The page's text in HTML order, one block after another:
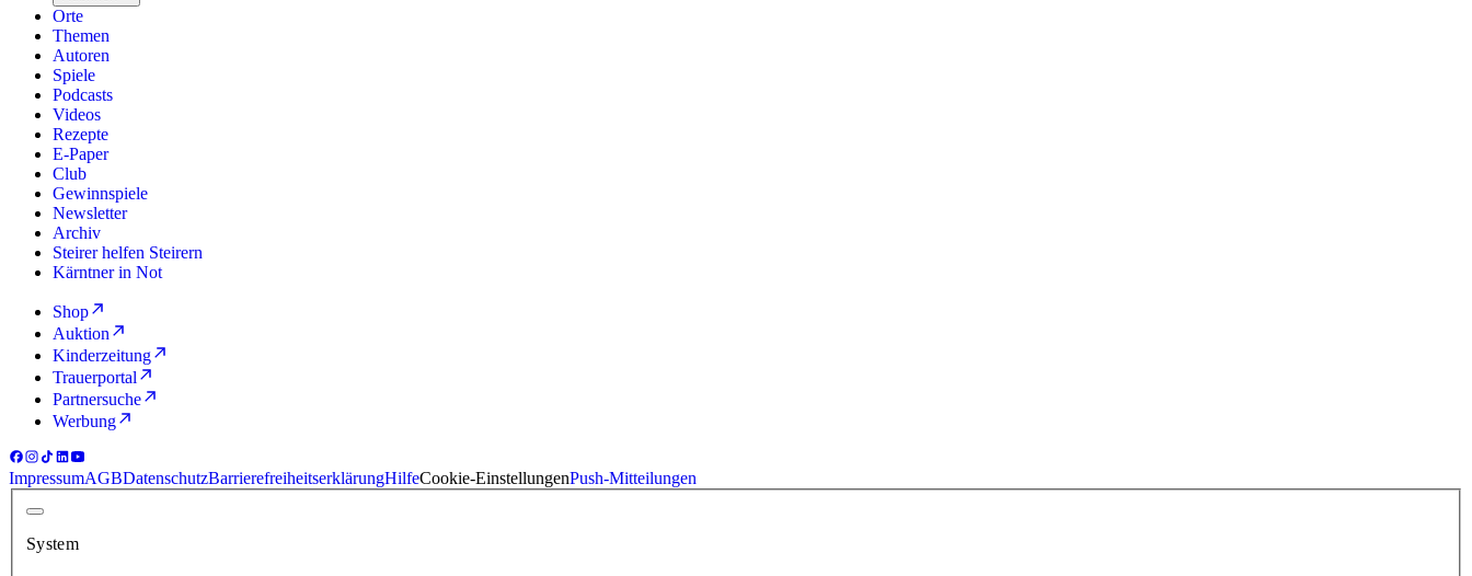
Orte
Themen
Autoren
Spiele
Podcasts
Videos
Rezepte
E-Paper
Club
Gewinnspiele
Newsletter
Archiv
Steirer helfen Steirern
Kärntner in Not
Shop
Auktion
Kinderzeitung
Trauerportal
Partnersuche
Werbung
ImpressumAGBDatenschutzBarrierefreiheitserklärungHilfeCookie-EinstellungenPush-Mitteilungen
System